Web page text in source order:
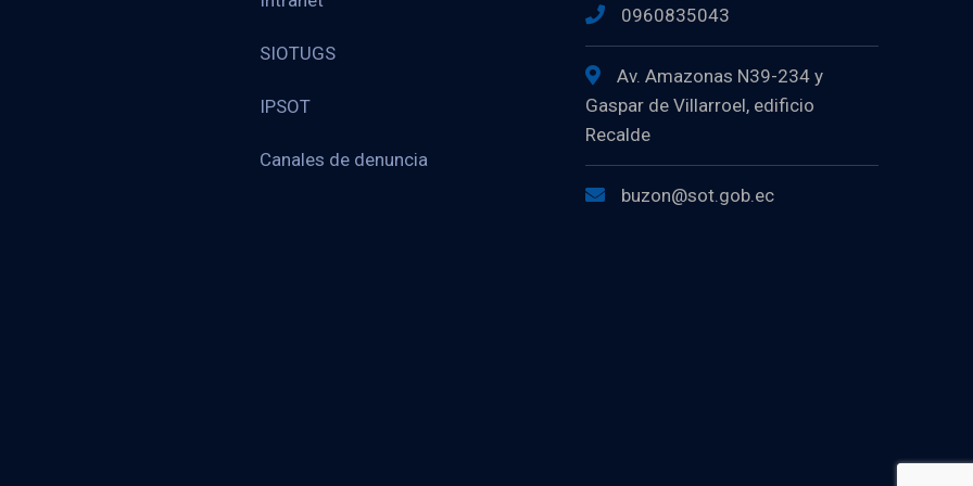
SIOTUGS
IPSOT
Canales de denuncia
0960835043
Av. Amazonas N39-234 y
Gaspar de Villarroel, edificio
Recalde
buzon@sot.gob.ec